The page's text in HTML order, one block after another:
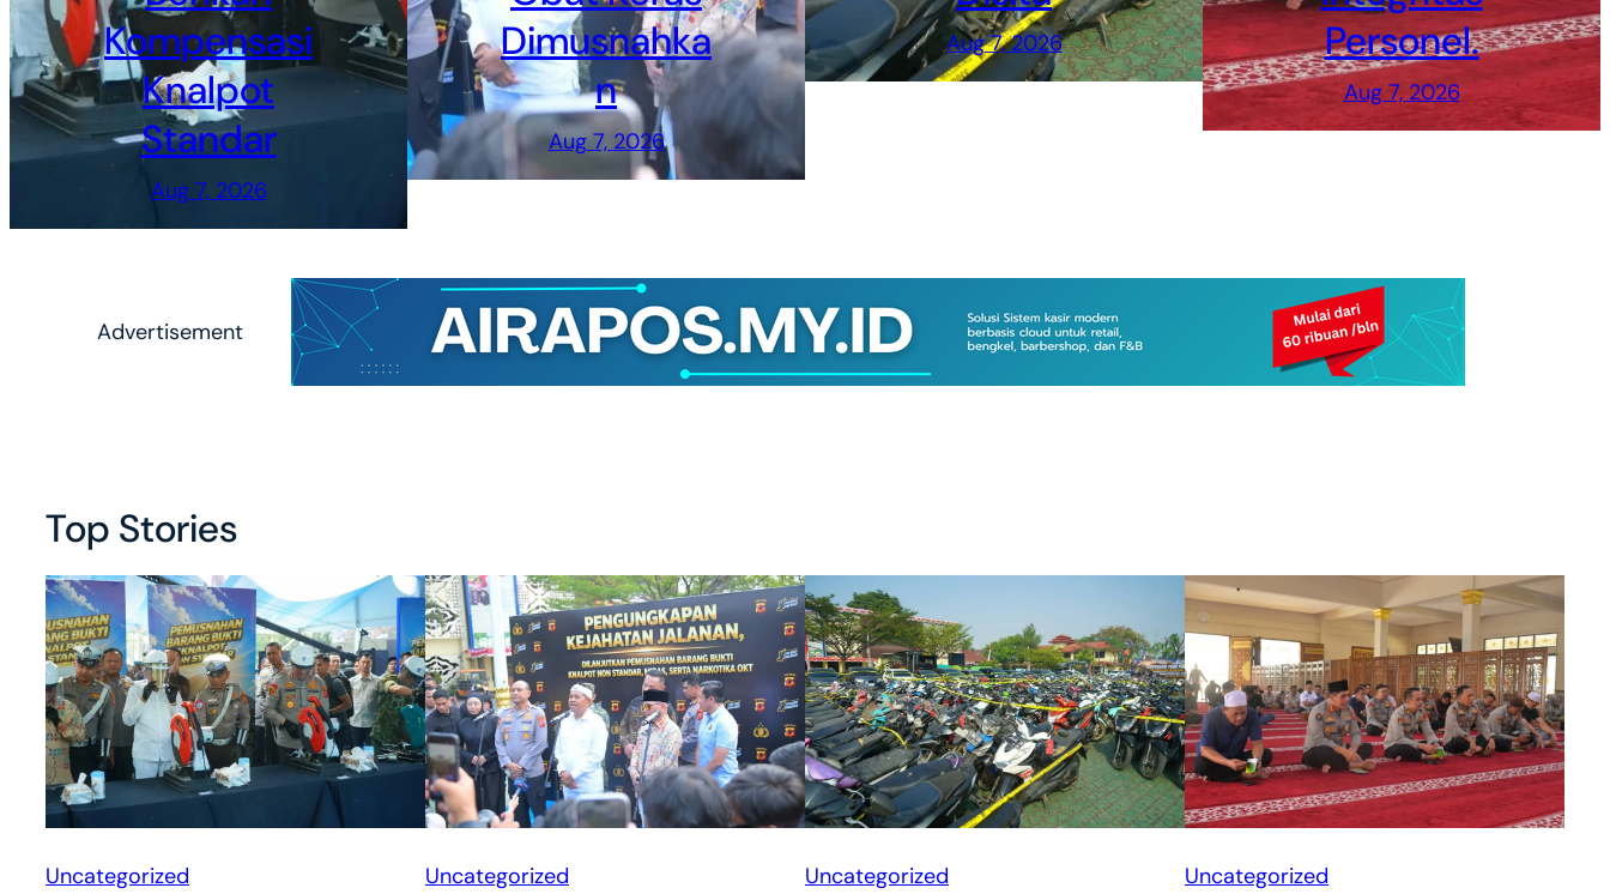
Kompensasi
Knalpot
Standar
Aug 7, 2026
Dimusnahka
n
Aug 7, 2026
Aug 7, 2026
Personel.
Aug 7, 2026
Advertisement
Top Stories
Uncategorized Uncategorized Uncategorized Uncategorized